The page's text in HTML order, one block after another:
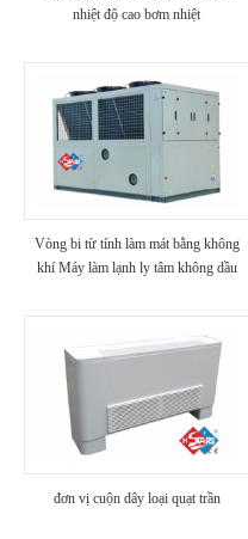
nhiệt độ cao bơm nhiệt
Vòng bi từ tính làm mát bằng không
khí Máy làm lạnh ly tâm không dầu
đơn vị cuộn dây loại quạt trần